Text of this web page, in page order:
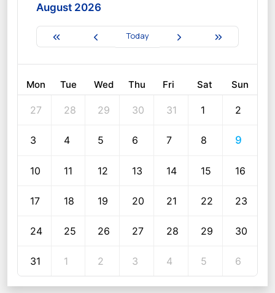
August 2026
Today
Mon Tue Wed Thu Fri Sat Sun
27 28 29 30 31 1 2
3 4 5 6 7 8 9
10 11 12 13 14 15 16
17 18 19 20 21 22 23
24 25 26 27 28 29 30
31 1 2 3 4 5 6